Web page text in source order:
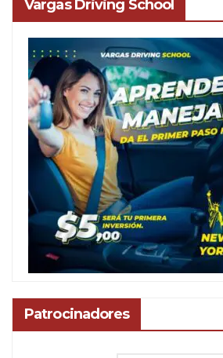
Vargas Driving School
Patrocinadores